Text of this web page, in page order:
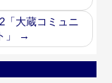
「大蔵コミュニ
」
→